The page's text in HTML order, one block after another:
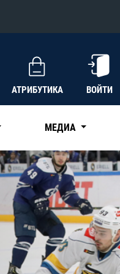
АТРИБУТИКА ВОЙТИ
МЕДИА